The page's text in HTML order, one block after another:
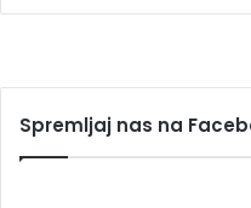
Spremljaj nas na